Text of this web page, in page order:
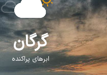
گرگان
ابرهای پراکنده